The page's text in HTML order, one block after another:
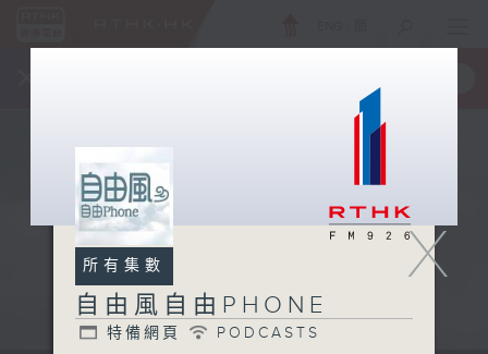
X
所有集數
自由風自由PHONE
特備網頁 PODCASTS